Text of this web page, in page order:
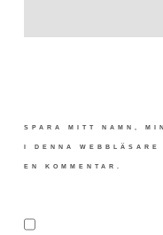
SPARA MITT NAMN,
I DENNA
EN KOMMENTAR.